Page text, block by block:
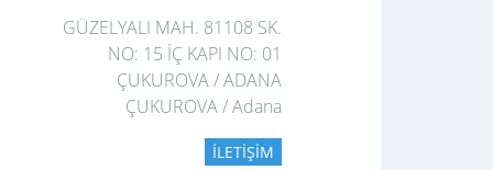
GÜZELYALI MAH. 81108 SK.
NO: 15 İÇ KAPI NO: 01
ÇUKUROVA / ADANA
ÇUKUROVA / Adana
İLETIŞIM